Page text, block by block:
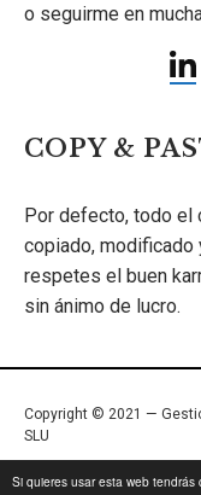
Si quieres usar esta web tendrás
o seguirme en
COPY &
Por defecto, todo
copiado,
respetes el buen
sin ánimo de lucro.
Copyright © 2021 —
SLU
Inicio / Términos de Uso